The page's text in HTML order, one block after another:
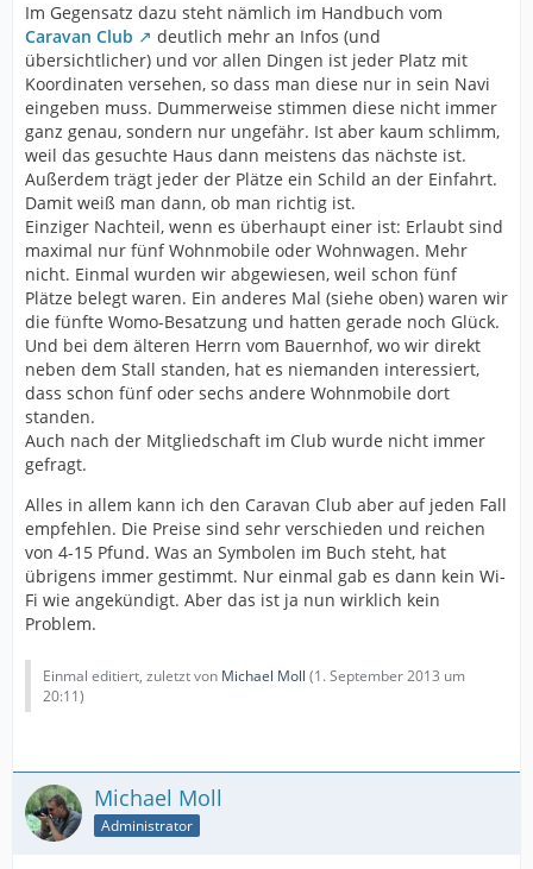
Im Gegensatz dazu steht nämlich im Handbuch vom
Caravan Club
deutlich mehr an Infos (und
übersichtlicher) und vor allen Dingen ist jeder Platz mit
Koordinaten versehen, so dass man diese nur in sein Navi
eingeben muss. Dummerweise stimmen diese nicht immer
ganz genau, sondern nur ungefähr. Ist aber kaum schlimm,
weil das gesuchte Haus dann meistens das nächste ist.
Außerdem trägt jeder der Plätze ein Schild an der Einfahrt.
Damit weiß man dann, ob man richtig ist.
Einziger Nachteil, wenn es überhaupt einer ist: Erlaubt sind
maximal nur fünf Wohnmobile oder Wohnwagen. Mehr
nicht. Einmal wurden wir abgewiesen, weil schon fünf
Plätze belegt waren. Ein anderes Mal (siehe oben) waren wir
die fünfte Womo-Besatzung und hatten gerade noch Glück.
Und bei dem älteren Herrn vom Bauernhof, wo wir direkt
neben dem Stall standen, hat es niemanden interessiert,
dass schon fünf oder sechs andere Wohnmobile dort
standen.
Auch nach der Mitgliedschaft im Club wurde nicht immer
gefragt.
Alles in allem kann ich den Caravan Club aber auf jeden Fall
empfehlen. Die Preise sind sehr verschieden und reichen
von 4-15 Pfund. Was an Symbolen im Buch steht, hat
übrigens immer gestimmt. Nur einmal gab es dann kein Wi-
Fi wie angekündigt. Aber das ist ja nun wirklich kein
Problem.
Einmal editiert, zuletzt von Michael Moll (1. September 2013 um
20:11)
Michael Moll
Administrator